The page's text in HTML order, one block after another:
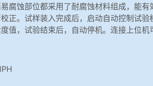
腐蚀部位都采用了耐腐蚀材料组成，能
正。试样装入完成后，启动自动控制试
值，试验结束后，自动停机。连接上位机